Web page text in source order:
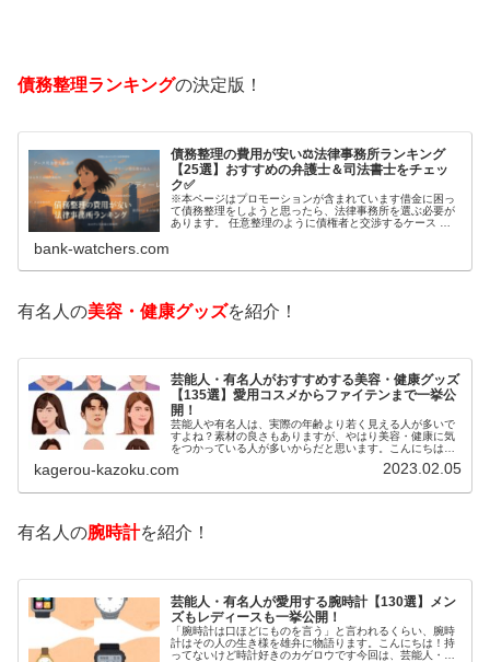
債務整理ランキングの決定版！
債務整理の費用が安い⚖️法律事務所ランキング
【25選】おすすめの弁護士＆司法書士をチェッ
ク✅
※本ページはプロモーションが含まれています借金に困っ
て債務整理をしようと思ったら、法律事務所を選ぶ必要が
あります。 任意整理のように債権者と交渉するケース 自
bank-watchers.com
有名人の美容・健康グッズを紹介！
芸能人・有名人がおすすめする美容・健康グッズ
【135選】愛用コスメからファイテンまで一挙公
開！
芸能人や有名人は、実際の年齢より若く見える人が多いで
すよね？素材の良さもありますが、やはり美容・健康に気
をつかっている人が多いからだと思います。こんにちは！
いるのでしょうか？今回は、芸能人…
kagerou-kazoku.com 2023.02.05
有名人の腕時計を紹介！
芸能人・有名人が愛用する腕時計【130選】メン
ズもレディースも一挙公開！
「腕時計は口ほどにものを言う」と言われるくらい、腕時
計はその人の生き様を雄弁に物語ります。こんにちは！持
ってないけど時計好きのカゲロウです今回は、芸能人・有